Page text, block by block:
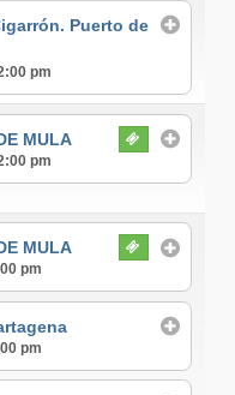
Puerto de
pm
MULA
pm
MULA
pm
pm